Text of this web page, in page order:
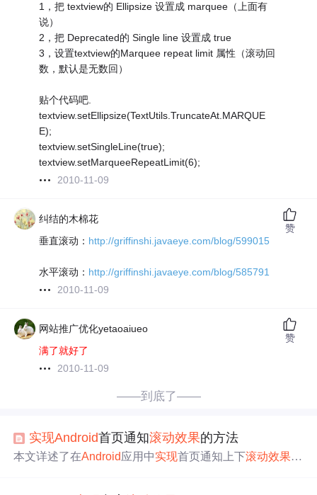
1，把 textview的 Ellipsize 设置成 marquee（上面有
说）
2，把 Deprecated的 Single line 设置成 true
3，设置textview的Marquee repeat limit 属性（滚动回
数，默认是无数回）
贴个代码吧.
textview.setEllipsize(TextUtils.TruncateAt.MARQUE
E);
textview.setSingleLine(true);
textview.setMarqueeRepeatLimit(6);
2010-11-09
纠结的木棉花
垂直滚动： http://griffinshi.javaeye.com/blog/599015
水平滚动： http://griffinshi.javaeye.com/blog/585791
2010-11-09
赞
网站推广优化yetaoaiueo
满了就好了
2010-11-09
赞
——到底了——
实现Android首页通知滚动效果的方法
本文详述了在Android应用中实现首页通知上下滚动效果的